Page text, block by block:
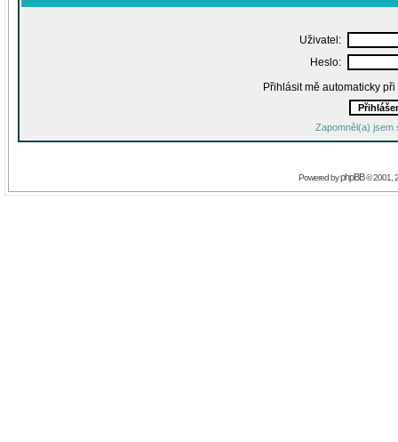
Uživatel:
Heslo:
Přihlásit mě automaticky
Zapomněl(a) jsem
Powered byphpBB© 2001,